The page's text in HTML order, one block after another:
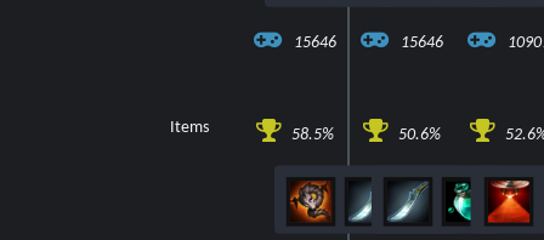
15646 15646
Items 58.5% 50.6%